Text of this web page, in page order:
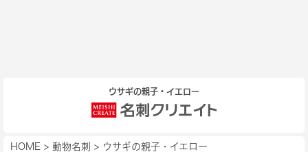
ウサギの親子・イエロー
HOME > 動物名刺 > ウサギの親子・イエロー